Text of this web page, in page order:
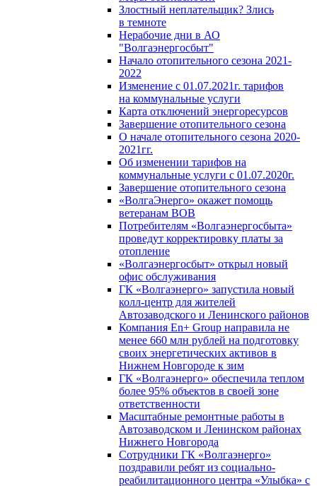
Злостный неплательщик? Злись
в темноте
Нерабочие дни в АО
"Волгаэнергосбыт"
Начало отопительного сезона 2021-
2022
Изменение с 01.07.2021г. тарифов
на коммунальные услуги
Карта отключений энергоресурсов
Завершение отопительного сезона
О начале отопительного сезона 2020-
2021гг.
Об изменении тарифов на
коммунальные услуги с 01.07.2020г.
Завершение отопительного сезона
«ВолгаЭнерго» окажет помощь
ветеранам ВОВ
Потребителям «Волгаэнергосбыта»
проведут корректировку платы за
отопление
«Волгаэнергосбыт» открыл новый
офис обслуживания
ГК «Волгаэнерго» запустила новый
колл-центр для жителей
Автозаводского и Ленинского районов
Компания En+ Group направила не
менее 660 млн рублей на подготовку
своих энергетических активов в
Нижнем Новгороде к зим
ГК «Волгаэнерго» обеспечила теплом
более 95% объектов в своей зоне
ответственности
Масштабные ремонтные работы в
Автозаводском и Ленинском районах
Нижнего Новгорода
Сотрудники ГК «Волгаэнерго»
поздравили ребят из социально-
реабилитационного центра «Улыбка» с